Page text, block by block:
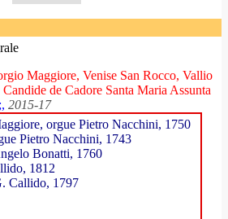
Maggiore, Venise San Rocco, Vallio
de Cadore Santa Maria Assunta
2015-17
orgue Pietro Nacchini, 1750
Pietro Nacchini, 1743
Bonatti, 1760
1812
Callido, 1797